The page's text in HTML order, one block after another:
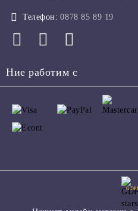
Телефон: 0878 85 89 19
Ние работим с